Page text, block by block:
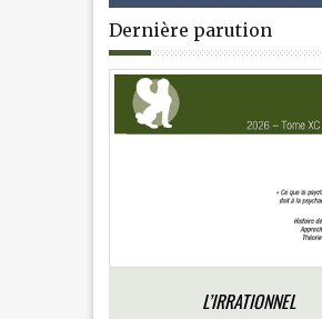
Dernière parution
L’IRRATIONNEL